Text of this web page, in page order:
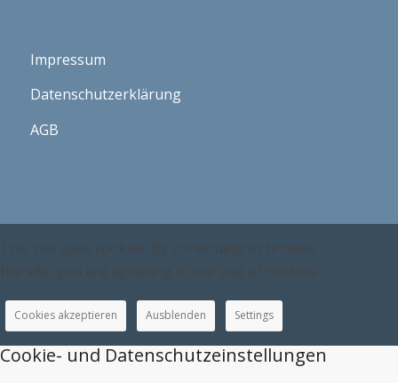
Impressum
Datenschutzerklärung
AGB
This site uses cookies. By continuing to browse
the site, you are agreeing to our use of cookies.
Cookies akzeptieren Ausblenden Settings
Cookie- und Datenschutzeinstellungen